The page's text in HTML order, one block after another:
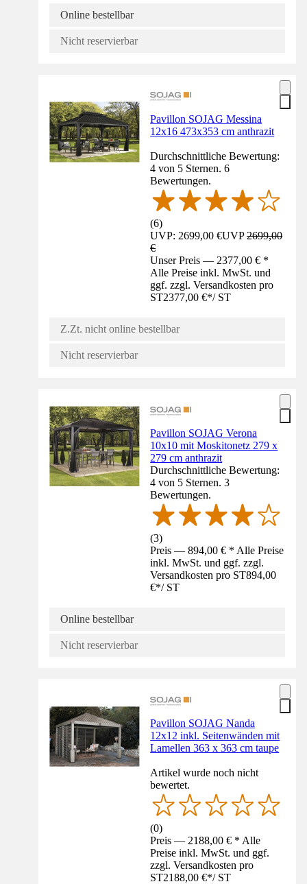
Online bestellbar
Nicht reservierbar
Pavillon SOJAG Messina
12x16 473x353 cm anthrazit
Durchschnittliche Bewertung:
4 von 5 Sternen. 6
Bewertungen.
(6)
UVP: 2699,00 €UVP2699,00
€
Unser Preis — 2377,00 € *
Alle Preise inkl. MwSt. und
ggf. zzgl. Versandkosten pro
ST2377,00 €*/ ST
Z.Zt. nicht online bestellbar
Nicht reservierbar
Pavillon SOJAG Verona
10x10 mit Moskitonetz 279 x
279 cm anthrazit
Durchschnittliche Bewertung:
4 von 5 Sternen. 3
Bewertungen.
(3)
Preis — 894,00 € * Alle Preise
inkl. MwSt. und ggf. zzgl.
Versandkosten pro ST894,00
€*/ ST
Online bestellbar
Nicht reservierbar
Pavillon SOJAG Nanda
12x12 inkl. Seitenwänden mit
Lamellen 363 x 363 cm taupe
Artikel wurde noch nicht
bewertet.
(0)
Preis — 2188,00 € * Alle
Preise inkl. MwSt. und ggf.
zzgl. Versandkosten pro
ST2188,00 €*/ ST